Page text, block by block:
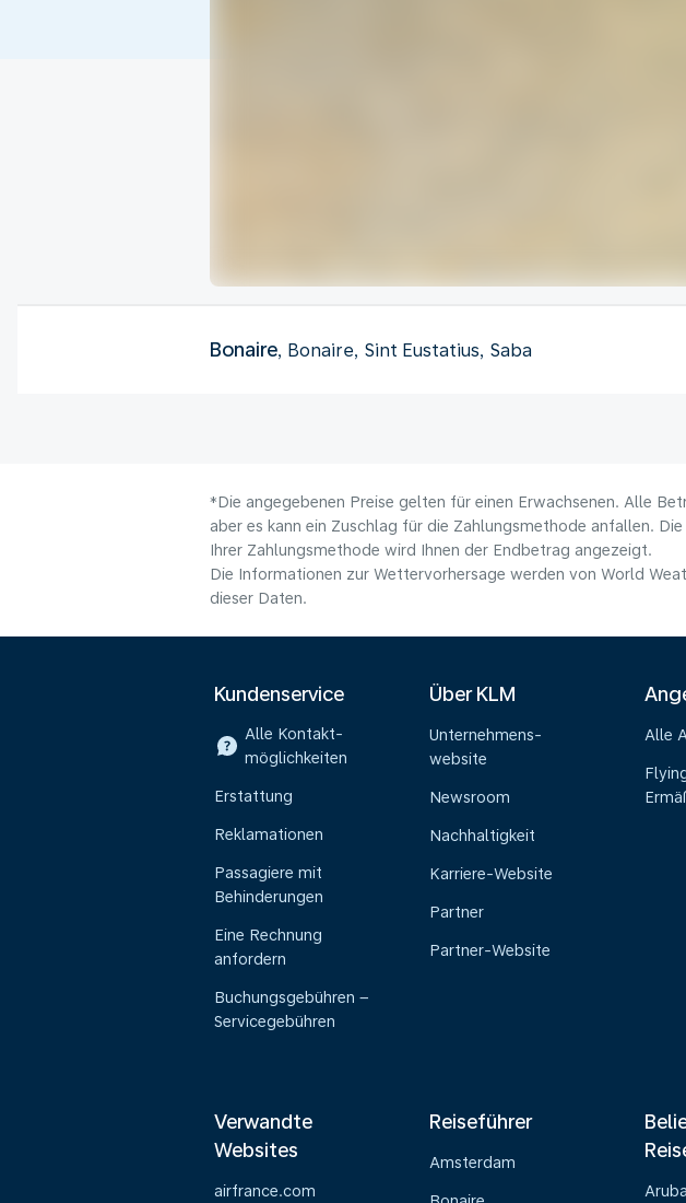
Bonaire, Bonaire, Sint Eustatius, Saba
*Die angegebenen Preise gelten für einen Erwachsenen. Alle
aber es kann ein Zuschlag für die Zahlungsmethode anfallen.
Ihrer Zahlungsmethode wird Ihnen der Endbetrag angezeigt.
Die Informationen zur Wettervorhersage werden von World
dieser Daten.
Kundenservice
Alle Kontakt-
möglichkeiten
Erstattung
Reklamationen
Passagiere mit
Behinderungen
Eine Rechnung
anfordern
Buchungsgebühren –
Servicegebühren
Über KLM
Unternehmens-
website
Newsroom
Nachhaltigkeit
Karriere-Website
Partner
Partner-Website
Alle
Verwandte
Websites
airfrance.com
Reiseführer
Amsterdam
Aruba